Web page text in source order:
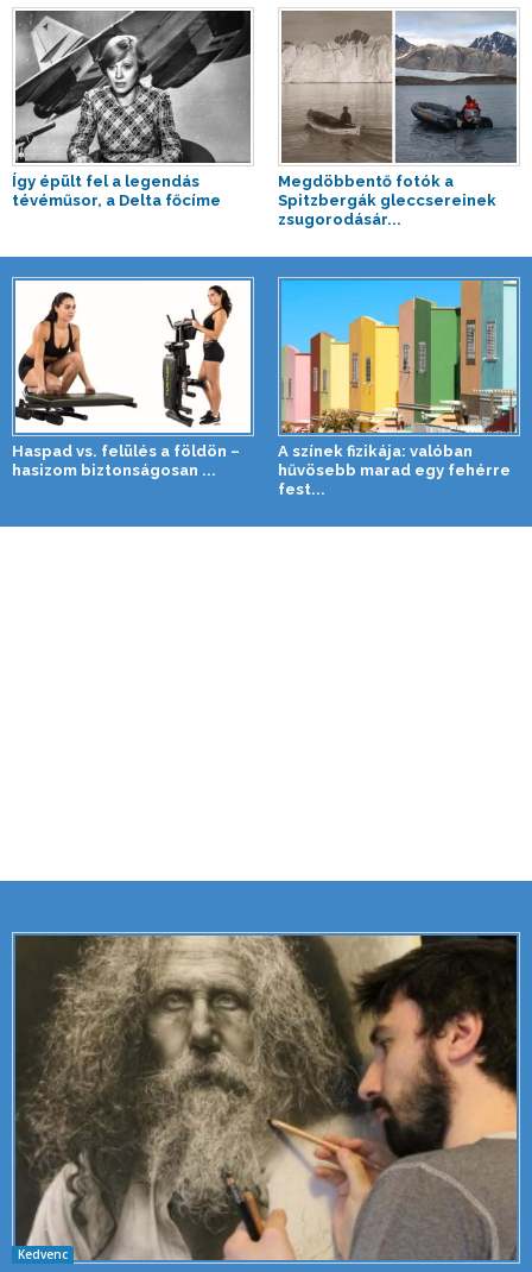
Így épült fel a legendás
tévéműsor, a Delta főcíme
Megdöbbentő fotók a
Spitzbergák gleccsereinek
zsugorodásár...
Haspad vs. felülés a földön –
hasizom biztonságosan ...
A színek fizikája: valóban
hűvösebb marad egy fehérre
fest...
Kedvenc